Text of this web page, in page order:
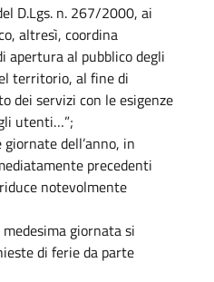
D.Lgs. n. 267/2000, ai
altresì, coordina
apertura al pubblico degli
territorio, al fine di
dei servizi con le esigenze
utenti…”;
giornate dell’anno, in
precedenti
notevolmente
medesima giornata si
di ferie da parte